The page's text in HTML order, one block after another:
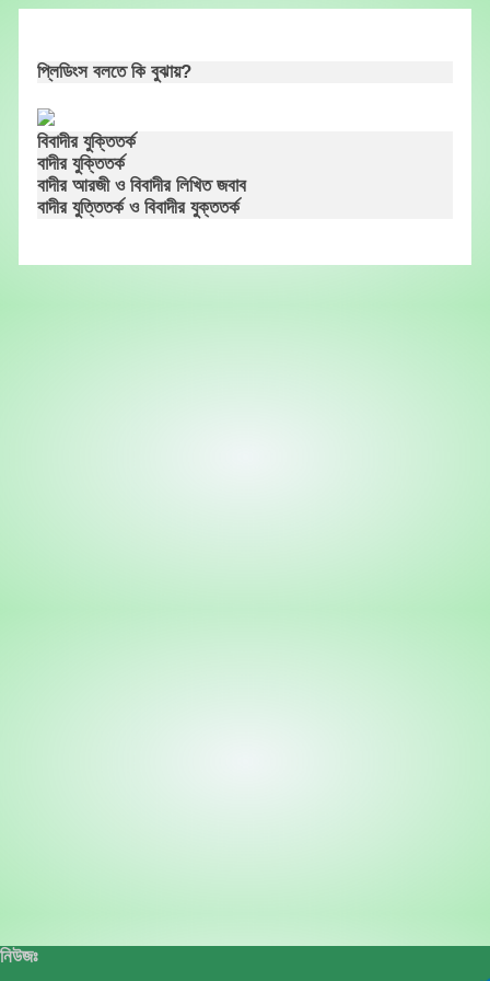
content
প্লিডিংস বলতে কি বুঝায়?
বিবাদীর যুক্তিতর্ক
বাদীর যুক্তিতর্ক
বাদীর আরজী ও বিবাদীর লিখিত জবাব
বাদীর যুত্তিতর্ক ও বিবাদীর যুক্ততর্ক
নিউজঃ